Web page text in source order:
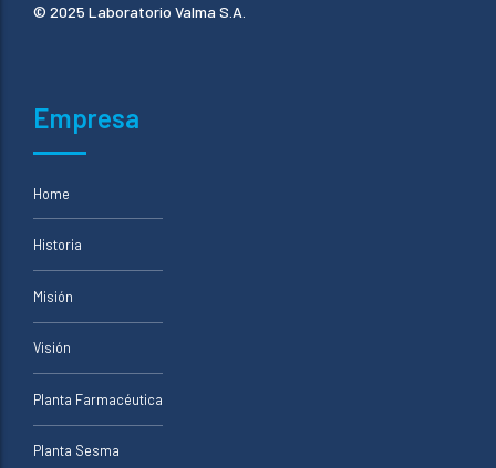
© 2025 Laboratorio Valma S.A.
Empresa
Home
Historia
Misión
Visión
Planta Farmacéutica
Planta Sesma